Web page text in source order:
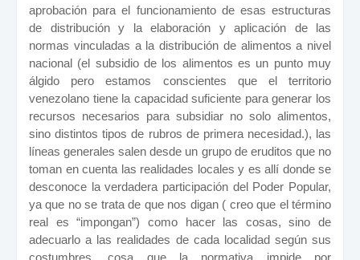
aprobación para el funcionamiento de esas estructuras
de distribución y la elaboración y aplicación de las
normas vinculadas a la distribución de alimentos a nivel
nacional (el subsidio de los alimentos es un punto muy
álgido pero estamos conscientes que el territorio
venezolano tiene la capacidad suficiente para generar los
recursos necesarios para subsidiar no solo alimentos,
sino distintos tipos de rubros de primera necesidad.), las
líneas generales salen desde un grupo de eruditos que no
toman en cuenta las realidades locales y es allí donde se
desconoce la verdadera participación del Poder Popular,
ya que no se trata de que nos digan ( creo que el término
real es “impongan”) como hacer las cosas, sino de
adecuarlo a las realidades de cada localidad según sus
costumbres, cosa que la normativa impide por